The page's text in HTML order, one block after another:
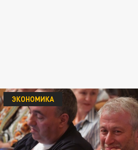
ЭКОНОМИКА